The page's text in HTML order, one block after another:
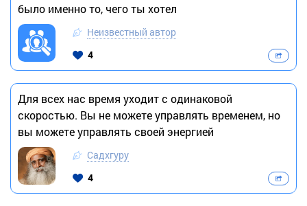
было именно то, чего ты хотел
Неизвестный автор
4
Для всех нас время уходит с одинаковой
скоростью. Вы не можете управлять временем, но
вы можете управлять своей энергией
Садхгуру
4